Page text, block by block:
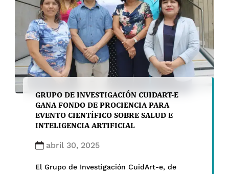
GRUPO DE INVESTIGACIÓN CUIDART-E
GANA FONDO DE PROCIENCIA PARA
EVENTO CIENTÍFICO SOBRE SALUD E
INTELIGENCIA ARTIFICIAL
abril 30, 2025
El Grupo de Investigación CuidArt-e, de